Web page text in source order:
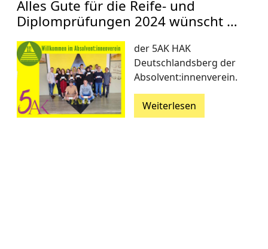
Alles Gute für die Reife- und
Diplomprüfungen 2024 wünscht …
der 5AK HAK
Deutschlandsberg der
Absolvent:innenverein.
Weiterlesen